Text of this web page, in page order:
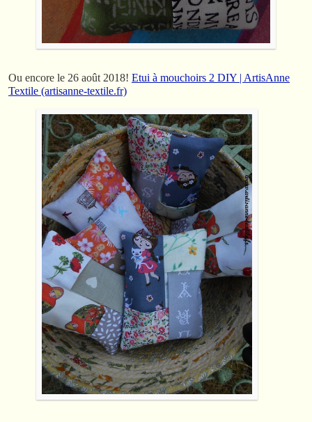
Ou encore le 26 août 2018! Etui à mouchoirs 2 DIY | ArtisAnne
Textile (artisanne-textile.fr)